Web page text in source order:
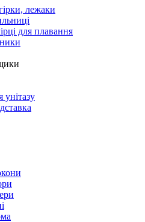
лежаки
для плавання
унітазу